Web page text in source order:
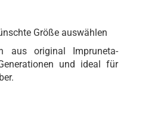
Größe auswählen
aus original Impruneta-
und ideal für